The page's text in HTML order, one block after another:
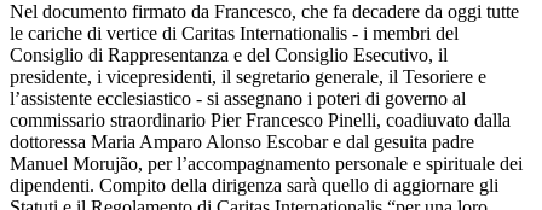
Nel documento firmato da Francesco, che fa decadere da oggi tutte
le cariche di vertice di Caritas Internationalis - i membri del
Consiglio di Rappresentanza e del Consiglio Esecutivo, il
presidente, i vicepresidenti, il segretario generale, il Tesoriere e
l’assistente ecclesiastico - si assegnano i poteri di governo al
commissario straordinario Pier Francesco Pinelli, coadiuvato dalla
dottoressa Maria Amparo Alonso Escobar e dal gesuita padre
Manuel Morujão, per l’accompagnamento personale e spirituale dei
dipendenti. Compito della dirigenza sarà quello di aggiornare gli